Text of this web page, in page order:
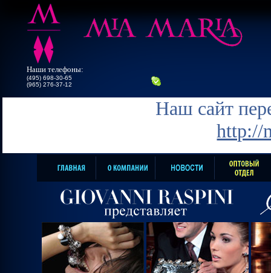
Наши телефоны:
(495) 698-30-65
(965) 276-37-12
Наш сайт
http://